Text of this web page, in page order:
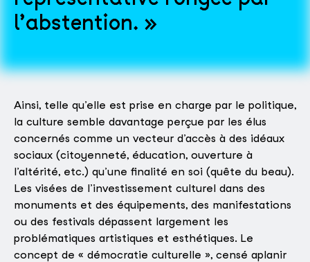
l’abstention.
Ainsi, telle qu’elle est prise en charge par le politique,
la culture semble davantage perçue par les élus
concernés comme un vecteur d’accès à des idéaux
sociaux (citoyenneté, éducation, ouverture à
l’altérité, etc.) qu’une finalité en soi (quête du beau).
Les visées de l’investissement culturel dans des
monuments et des équipements, des manifestations
ou des festivals dépassent largement les
problématiques artistiques et esthétiques. Le
concept de « démocratie culturelle », censé aplanir